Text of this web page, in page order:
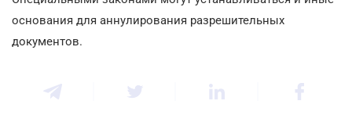
основания для аннулирования разрешительных
документов.